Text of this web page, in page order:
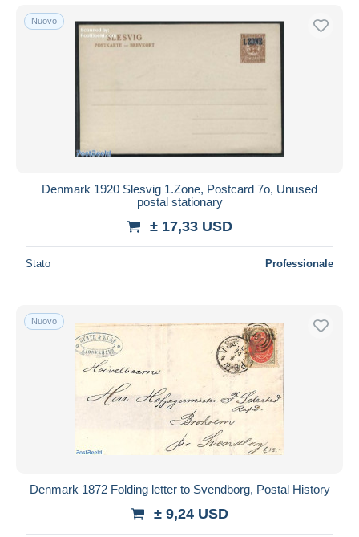
Nuovo
Denmark 1920 Slesvig 1.Zone, Postcard 7o, Unused
postal stationary
± 17,33 USD
Stato Professionale
Nuovo
Denmark 1872 Folding letter to Svendborg, Postal History
± 9,24 USD